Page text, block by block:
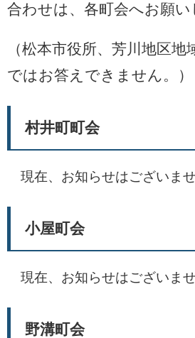
合わせは、各町会へお願い
（松本市役所、芳川地区
ではお答えできません。）
村井町町会
現在、お知らせはございませ
小屋町会
現在、お知らせはございませ
野溝町会